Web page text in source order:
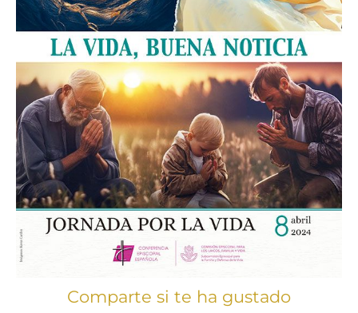
Comparte si te ha gustado